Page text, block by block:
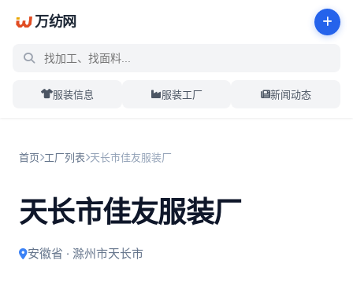
万纺网
服装信息 服装工厂 新闻动态
首页 工厂列表 天长市佳友服装厂
天长市佳友服装厂
安徽省 · 滁州市天长市